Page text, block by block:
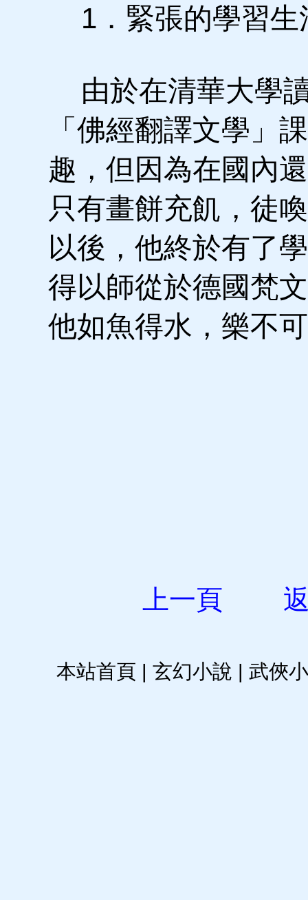
1．緊張的學習生
由於在清華大學
「佛經翻譯文學」
趣，但因為在國內
只有畫餅充飢，徒
以後，他終於有了
得以師從於德國梵
他如魚得水，樂不
上一頁
本站首頁 | 玄幻小說 | 武俠